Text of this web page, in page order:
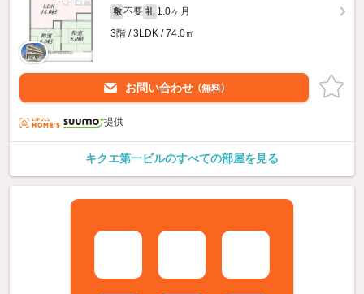
敷 不要 礼 1.0ヶ月
3階 / 3LDK / 74.0㎡
お問い合わせ （無料）
提供
キクエ第一ビルのすべての部屋を見る